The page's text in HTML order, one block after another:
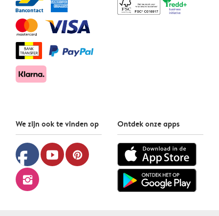
We zijn ook te vinden op
facebook youtube pinterest
instagram
Ontdek onze apps